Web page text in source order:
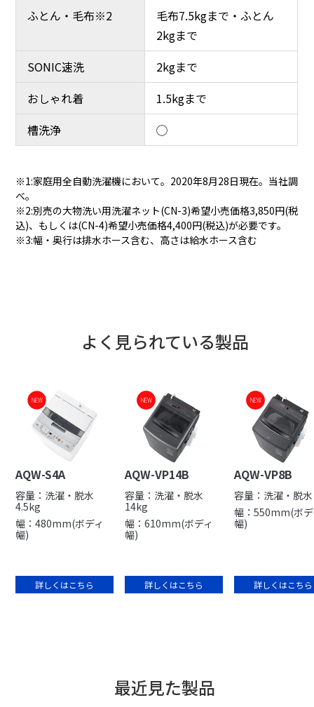
ふとん・毛布※2
毛布7.5kgまで・ふとん
2kgまで
SONIC速洗
2kgまで
おしゃれ着
1.5kgまで
槽洗浄
◯
※1:家庭用全自動洗濯機において。2020年8月28日現在。当社調
べ。
※2:別売の大物洗い用洗濯ネット(CN-3)希望小売価格3,850円(税
込)、もしくは(CN-4)希望小売価格4,400円(税込)が必要です。
※3:幅・奥行は排水ホース含む、高さは給水ホース含む
よく見られている製品
NEW
AQW-S4A
容量：洗濯・脱水
4.5kg
幅：480mm(ボディ
幅)
詳しくはこちら
NEW
NEW
AQW-VP14B
容量：洗濯・脱水
14kg
幅：610mm(ボディ
幅)
詳しくはこちら
NEW
NEW
AQW-VP8B
容量：洗濯・脱
幅：550mm(ボ
幅)
詳しくはこちら
最近見た製品